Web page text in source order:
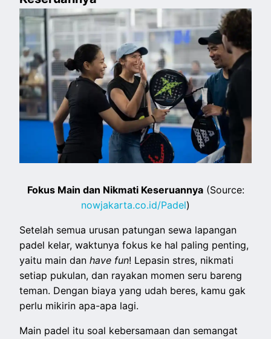
Fokus Main dan Nikmati Keseruannya(Source:
nowjakarta.co.id/Padel)
Setelah semua urusan patungan sewa lapangan
padel kelar, waktunya fokus ke hal paling penting,
yaitu main danhave fun! Lepasin stres, nikmati
setiap pukulan, dan rayakan momen seru bareng
teman. Dengan biaya yang udah beres, kamu gak
perlu mikirin apa-apa lagi.
Main padel itu soal kebersamaan dan semangat